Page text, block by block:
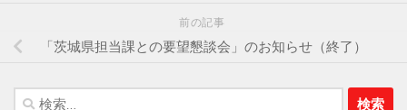
前の記事
「茨城県担当課との要望懇談会」のお知らせ（終了）
検